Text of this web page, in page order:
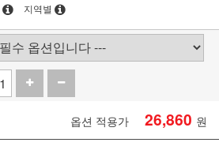
지역별
옵션 적용가 26,860 원